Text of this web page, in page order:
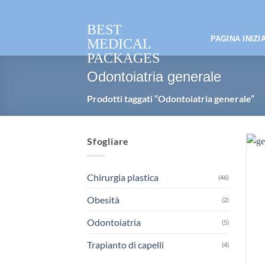
BEST
MEDICAL
PACKAGES
PAGINA
Odontoiatria generale
Prodotti taggati “Odontoiatria generale”
Sfogliare
Chirurgia plastica (46)
Obesità (2)
Odontoiatria (5)
Trapianto di capelli (4)